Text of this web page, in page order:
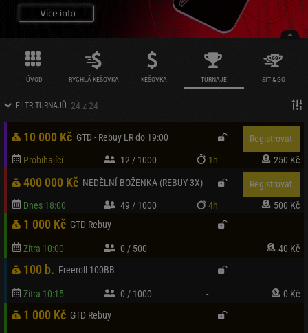
ÚVOD RYCHLÁ KEŠOVKA KEŠOVKA TURNAJE SIT & GO
FILTR TURNAJŮ 24 z 24
10 000 Kč GTD - Rebuy LR do 19:00
Registrovat
Probíhající
12 / 1000 1h 250 Kč
400 000 Kč NEDĚLNÍ BOŽENKA (REBUY 3X)
Registrovat
Dnes 18:00
49 / 1000 4h 500 Kč
1 000 Kč GTD Rebuy
Zítra 10:00 0 / 500 - 40 Kč
100 b. Freeroll 100BB
Zítra 10:15 0 / 1000 - 0 Kč
1 000 Kč GTD Rebuy